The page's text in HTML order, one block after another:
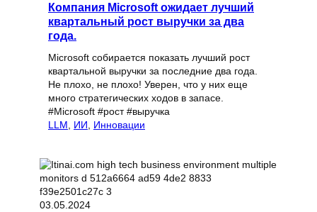
Компания Microsoft ожидает лучший
квартальный рост выручки за два
года.
Microsoft собирается показать лучший рост
квартальной выручки за последние два года.
Не плохо, не плохо! Уверен, что у них еще
много стратегических ходов в запасе.
#Microsoft #рост #выручка
LLM
ИИ Инновации
03.05.2024